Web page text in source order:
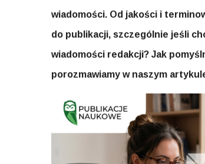
wiadomości. Od jakości i
do publikacji, szczególnie jeśli
wiadomości redakcji? Jak
porozmawiamy w naszym